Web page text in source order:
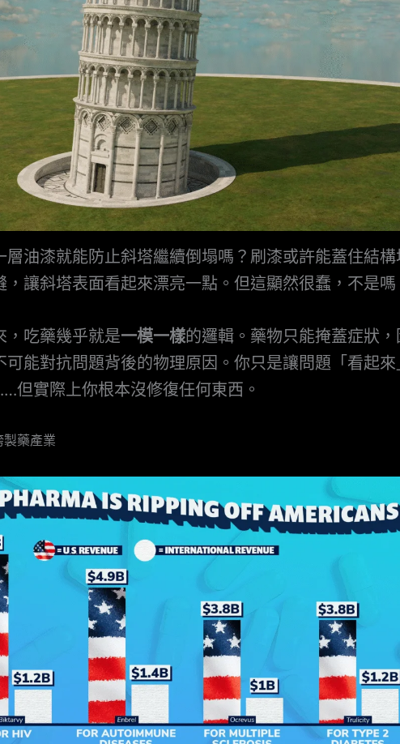
層油漆就能防止斜塔繼續倒塌嗎？刷漆或許能蓋住結構
，讓斜塔表面看起來漂亮一點。但這顯然很蠢，不是嗎
，吃藥幾乎就是一模一樣的邏輯。藥物只能掩蓋症狀，
可能對抗問題背後的物理原因。你只是讓問題「看起來
但實際上你根本沒修復任何東西。
藥產業